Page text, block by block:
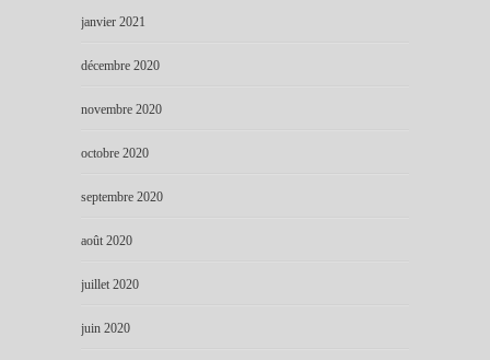
janvier 2021
décembre 2020
novembre 2020
octobre 2020
septembre 2020
août 2020
juillet 2020
juin 2020